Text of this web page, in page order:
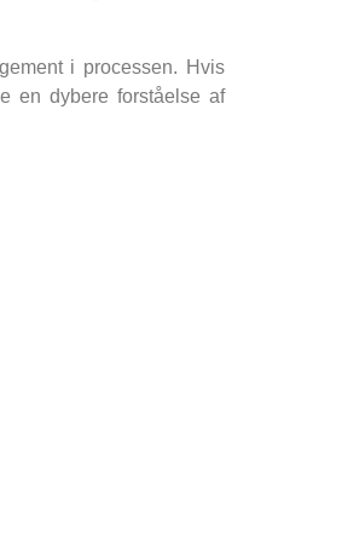
i processen. Hvis
en dybere forståelse af